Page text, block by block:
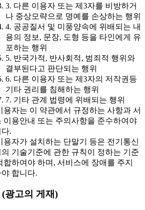
3. 다른 이용자 또는 제3자를 비방하거
나 중상모략으로 명예를 손상하는 행위
4. 공공질서 및 미풍양속에 위배되는 내
용의 정보, 문장, 도형 등을 타인에게 유
포하는 행위
5. 반국가적, 반사회적, 범죄적 행위와
결부된다고 판단되는 행위
6. 다른 이용자 또는 제3자의 저작권등
기타 권리를 침해하는 행위
7. 기타 관계 법령에 위배되는 행위
자는 이 약관에서 규정하는 사항과 서
이용안내 또는 주의사항을 준수하여야
.
자가 설치하는 단말기 등은 전기통신
의 기술기준에 관한 규칙이 정하는 기준
합하여야 하며, 서비스에 장애를 주지
합니다.
광고의 게재)